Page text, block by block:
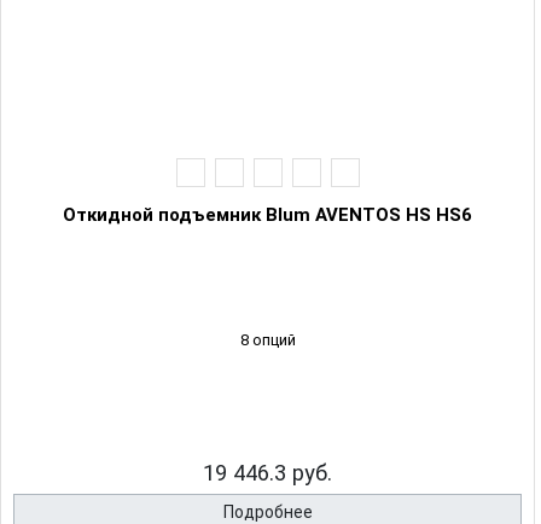
Откидной подъемник Blum AVENTOS HS HS6
8 опций
19 446.3 руб.
Подробнее